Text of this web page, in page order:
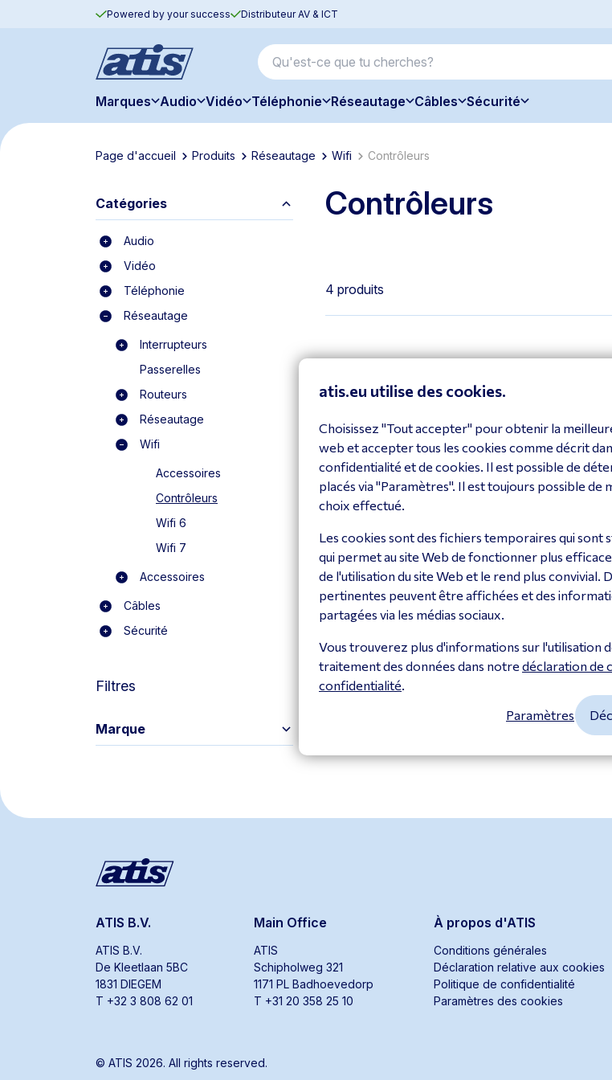
Powered by your success Distributeur AV & ICT
Marques Audio Vidéo Téléphonie Réseautage Câbles Sécurité
Page d'accueil Produits Réseautage Wifi Contrôleurs
Catégories
Audio
Vidéo
Téléphonie
Réseautage
Interrupteurs
Passerelles
Routeurs
Réseautage
Wifi
Accessoires
Contrôleurs
Wifi 6
Wifi 7
Accessoires
Câbles
Sécurité
Filtres
Marque
Contrôleurs
4 produits
Omada OC220
OC220
Voir le produit
Omada OC400
Voir le produit
ATIS B.V.
ATIS B.V.
De Kleetlaan 5BC
1831 DIEGEM
T +32 3 808 62 01
Main Office
ATIS
Schipholweg 321
1171 PL Badhoevedorp
T +31 20 358 25 10
À propos d'ATIS
Conditions générales
Déclaration relative aux cookies
Politique de confidentialité
Paramètres des cookies
© ATIS 2026. All rights reserved.
atis.eu utilise des cookies.
Choisissez "Tout accepter" pour obtenir la
web et accepter tous les cookies comme décrit
confidentialité et de cookies. Il est possible de
placés via "Paramètres". Il est toujours possible de
choix effectué.
Les cookies sont des fichiers temporaires qui sont
qui permet au site Web de fonctionner plus
de l'utilisation du site Web et le rend plus convivial.
pertinentes peuvent être affichées et des
partagées via les médias sociaux.
Vous trouverez plus d'informations sur l'utilisation
traitement des données dans notre déclaration de
confidentialité.
Paramètres